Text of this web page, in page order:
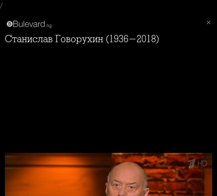
/
Станислав Говорухин (1936-2018)